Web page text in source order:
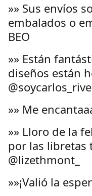
»» Sus envíos
embalados o
BEO
»» Están
diseños están
»» Me
»» Lloro de la
por las libretas
@lizethmont_
»»¡Valió la